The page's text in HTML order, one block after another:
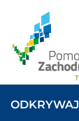
ODKRYWAJ